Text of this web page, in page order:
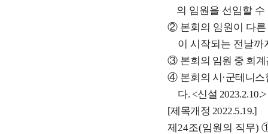
의 임원을 선임할 수
② 본회의 임원이 다
이 시작되는 전날까
③ 본회 의 임원 중 회
④ 본회 의 시 ·군테니스
다. <신설 2023.2.10.>
[제목개정 2022.5.19.]
제24조(임원의 직무)